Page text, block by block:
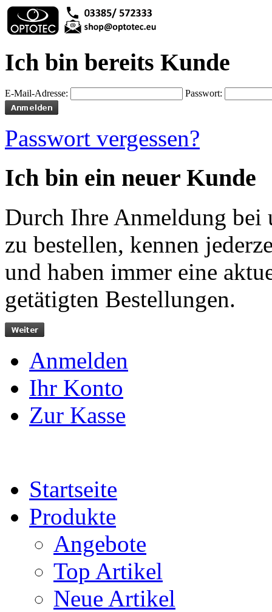
Ich bin bereits Kunde
E-Mail-Adresse: Passwort:
Passwort vergessen?
Ich bin ein neuer Kunde
Durch Ihre Anmeldung bei
zu bestellen, kennen
und haben immer eine
getätigten Bestellungen.
Anmelden
Ihr Konto
Zur Kasse
Startseite
Produkte
Angebote
Top Artikel
Neue Artikel